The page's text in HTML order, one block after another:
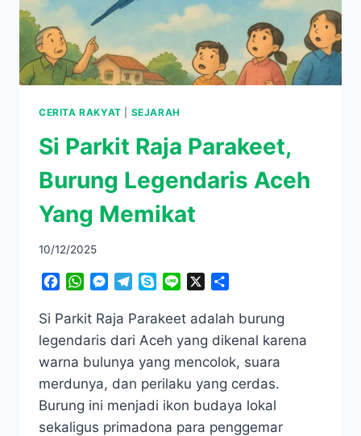
CERITA RAKYAT SEJARAH
Si Parkit Raja Parakeet,
Burung Legendaris Aceh
Yang Memikat
10/12/2025
Facebook
WhatsApp
Messenger
TelegramSkypeLine
Si Parkit Raja Parakeet adalah burung
legendaris dari Aceh yang dikenal karena
warna bulunya yang mencolok, suara
merdunya, dan perilaku yang cerdas.
Burung ini menjadi ikon budaya lokal
sekaligus primadona para penggemar